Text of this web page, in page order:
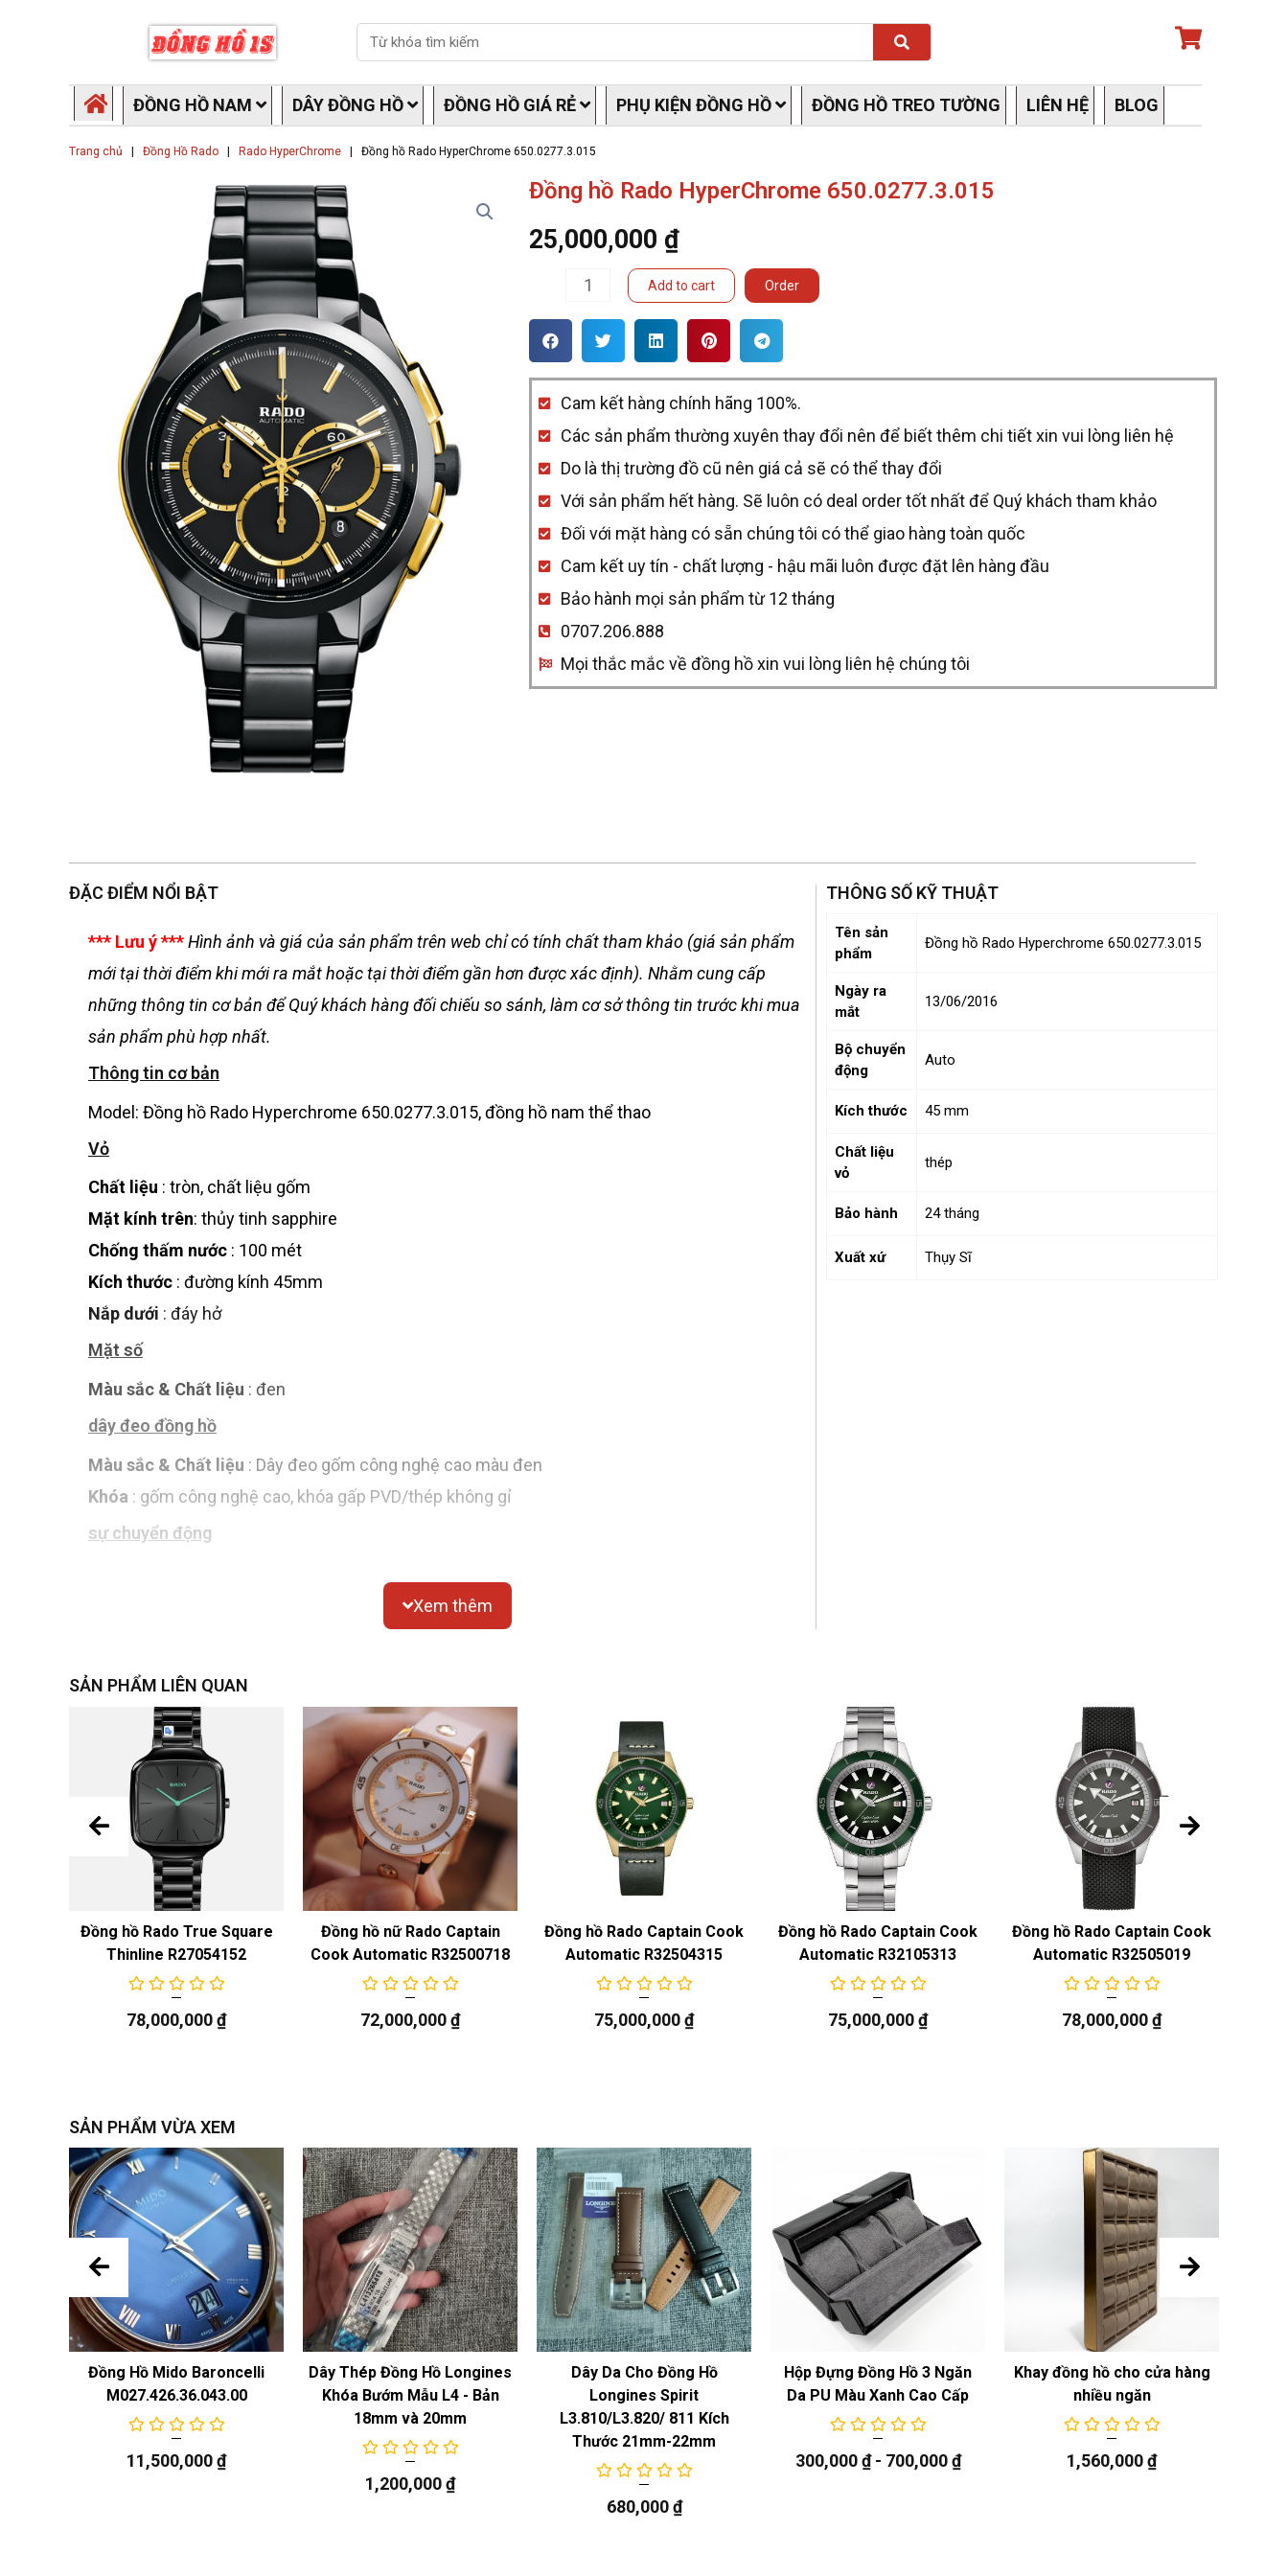
Search Search
ĐỒNG HỒ NAM DÂY ĐỒNG HỒ ĐỒNG HỒ GIÁ RẺ PHỤ KIỆN ĐỒNG HỒ ĐỒNG HỒ TREO TƯỜNG LIÊN HỆ BLOG
Trang chủ Đồng Hồ Rado Rado HyperChrome Đồng hồ Rado HyperChrome 650.0277.3.015
Đồng hồ Rado HyperChrome 650.0277.3.015
25,000,000 ₫
hồ
Rado
HyperChrome
650.0277.3.015
quantity
Add to cart Order
Cam kết hàng chính hãng 100%.
Các sản phẩm thường xuyên thay đổi nên để biết thêm chi tiết xin vui lòng liên hệ
Do là thị trường đồ cũ nên giá cả sẽ có thể thay đổi
Với sản phẩm hết hàng. Sẽ luôn có deal order tốt nhất để Quý khách tham khảo
Đối với mặt hàng có sẵn chúng tôi có thể giao hàng toàn quốc
Cam kết uy tín - chất lượng - hậu mãi luôn được đặt lên hàng đầu
Bảo hành mọi sản phẩm từ 12 tháng
0707.206.888
Mọi thắc mắc về đồng hồ xin vui lòng liên hệ chúng tôi
ĐẶC ĐIỂM NỔI BẬT
*** Lưu ý ***Hình ảnh và giá của sản phẩm trên web chỉ có tính chất tham khảo (giá sản phẩm
mới tại thời điểm khi mới ra mắt hoặc tại thời điểm gần hơn được xác định). Nhằm cung cấp
những thông tin cơ bản để Quý khách hàng đối chiếu so sánh, làm cơ sở thông tin trước khi mua
sản phẩm phù hợp nhất.
Thông tin cơ bản
Model: Đồng hồ Rado Hyperchrome 650.0277.3.015, đồng hồ nam thể thao
Vỏ
Chất liệu : tròn, chất liệu gốm
Mặt kính trên: thủy tinh sapphire
Chống thấm nước : 100 mét
Kích thước : đường kính 45mm
Nắp dưới : đáy hở
Mặt số
Màu sắc & Chất liệu : đen
dây đeo đồng hồ
Màu sắc & Chất liệu : Dây đeo gốm công nghệ cao màu đen
Khóa : gốm công nghệ cao, khóa gấp PVD/thép không gỉ
sự chuyển động
Xem thêm
THÔNG SỐ KỸ THUẬT
Tên sản
phẩm
Đồng hồ Rado Hyperchrome 650.0277.3.015
Ngày ra
mắt
13/06/2016
Bộ chuyển
động
Auto
Kích thước 45 mm
Chất liệu
vỏ
thép
Bảo hành 24 tháng
Xuất xứ Thụy Sĩ
SẢN PHẨM LIÊN QUAN
Đồng hồ Rado True Square
Thinline R27054152
78,000,000₫
Đồng hồ nữ Rado Captain
Cook Automatic R32500718
72,000,000₫
Đồng hồ Rado Captain Cook
Automatic R32504315
75,000,000₫
Đồng hồ Rado Captain Cook
Automatic R32105313
75,000,000₫
Đồng hồ Rado Captain Cook
Automatic R32505019
78,000,000₫
SẢN PHẨM VỪA XEM
Đồng Hồ Mido Baroncelli
M027.426.36.043.00
11,500,000₫
Dây Thép Đồng Hồ Longines
Khóa Bướm Mẫu L4 - Bản
18mm và 20mm
1,200,000₫
Dây Da Cho Đồng Hồ
Longines Spirit
L3.810/L3.820/ 811 Kích
Thước 21mm-22mm
680,000₫
Hộp Đựng Đồng Hồ 3 Ngăn
Da PU Màu Xanh Cao Cấp
300,000₫- 700,000₫
Khay đồng hồ cho cửa hàng
nhiều ngăn
1,560,000₫